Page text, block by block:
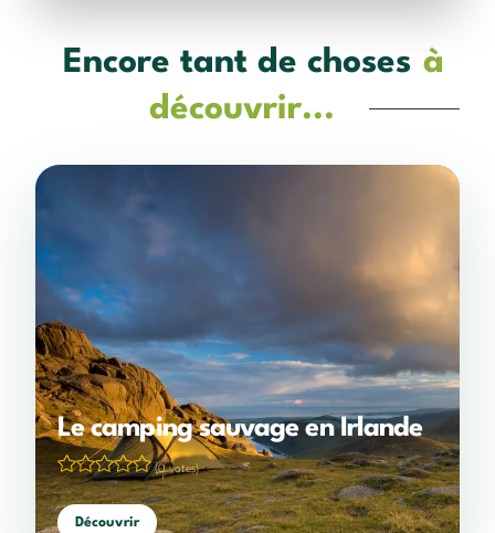
Encore tant de choses à
découvrir...
Le camping sauvage en Irlande
(0 votes)
Découvrir